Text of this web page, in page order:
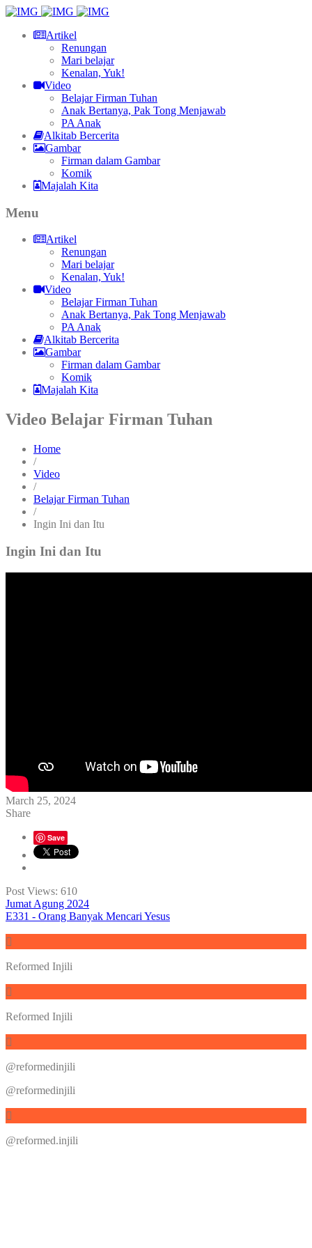
Artikel
Renungan
Mari belajar
Kenalan, Yuk!
Video
Belajar Firman Tuhan
Anak Bertanya, Pak Tong Menjawab
PA Anak
Alkitab Bercerita
Gambar
Firman dalam Gambar
Komik
Majalah Kita
Menu
Artikel
Renungan
Mari belajar
Kenalan, Yuk!
Video
Belajar Firman Tuhan
Anak Bertanya, Pak Tong Menjawab
PA Anak
Alkitab Bercerita
Gambar
Firman dalam Gambar
Komik
Majalah Kita
Video Belajar Firman Tuhan
Home
/
Video
/
Belajar Firman Tuhan
/
Ingin Ini dan Itu
Ingin Ini dan Itu
March 25, 2024
Share
Save
Post Views: 610
Jumat Agung 2024
E331 - Orang Banyak Mencari Yesus
Reformed Injili
Reformed Injili
@reformedinjili
@reformedinjili
@reformed.injili